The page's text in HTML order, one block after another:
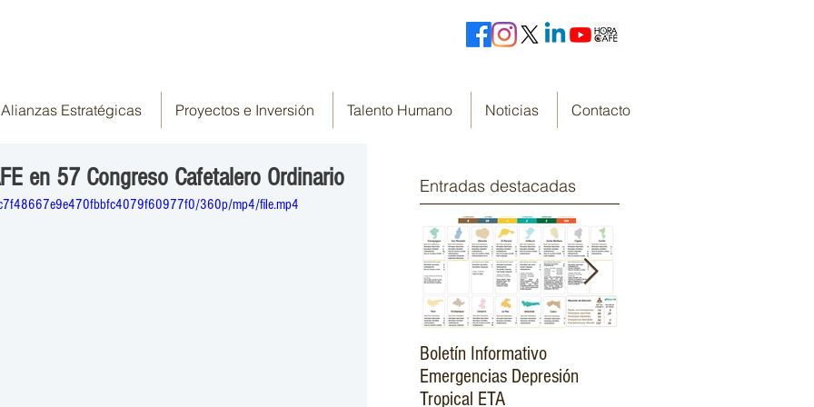
Alianzas Estratégicas Proyectos e Inversión Talento Humano Noticias Contacto
en 57 Congreso Cafetalero Ordinario
360p/mp4/file.mp4
Entradas destacadas
Boletín Informativo
Emergencias Depresión
Tropical ETA